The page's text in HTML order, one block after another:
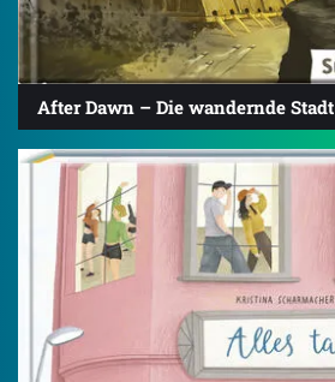
After Dawn – Die wandernde Stadt